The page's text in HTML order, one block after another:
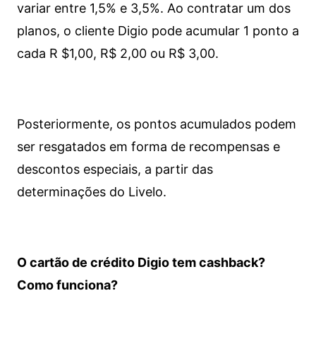
variar entre 1,5% e 3,5%. Ao contratar um dos
planos, o cliente Digio pode acumular 1 ponto a
cada R $1,00, R$ 2,00 ou R$ 3,00.
Posteriormente, os pontos acumulados podem
ser resgatados em forma de recompensas e
descontos especiais, a partir das
determinações do Livelo.
O cartão de crédito Digio tem cashback?
Como funciona?